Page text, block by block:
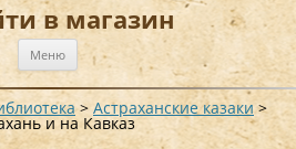
в магазин
Меню Перейти
к
содержимому
> Астраханские казаки>
и на Кавказ